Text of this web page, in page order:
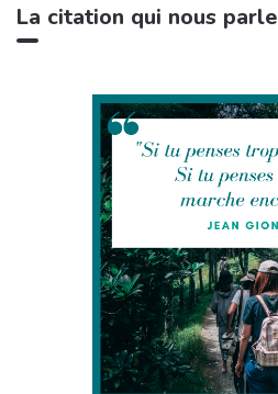
La citation qui nous parle